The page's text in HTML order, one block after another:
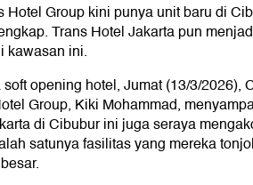
Hotel Group kini punya unit baru di
Trans Hotel Jakarta pun
kawasan ini.
opening hotel, Jumat (13/3/2026),
Group, Kiki Mohammad,
di Cibubur ini juga seraya
satunya fasilitas yang mereka